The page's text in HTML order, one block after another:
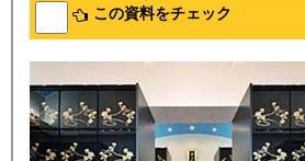
この資料をチェック